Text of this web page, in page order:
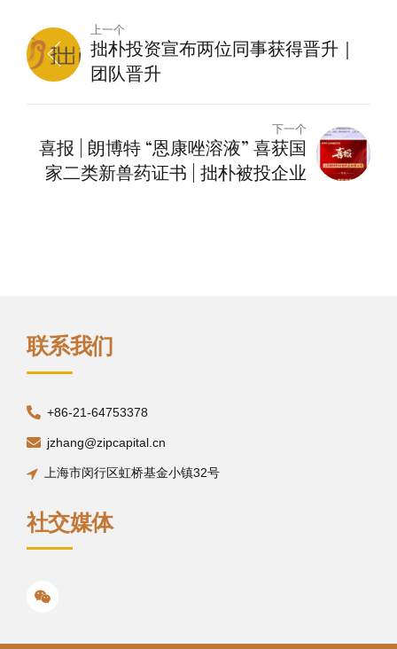
上一个
拙朴投资宣布两位同事获得晋升｜
团队晋升
下一个
喜报 | 朗博特 “恩康唑溶液” 喜获国
家二类新兽药证书 | 拙朴被投企业
联系我们
+86-21-64753378
jzhang@zipcapital.cn
上海市闵行区虹桥基金小镇32号
社交媒体